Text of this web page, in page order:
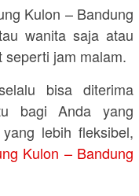
Kulon – Bandung
wanita saja atau
seperti jam malam.
bisa diterima
bagi Anda yang
lebih fleksibel,
Kulon – Bandung